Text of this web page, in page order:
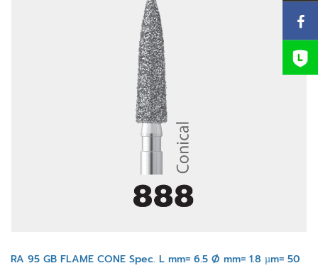
RA 95 GB FLAME CONE Spec. L mm= 6.5 Ø mm= 1.8 µm= 50